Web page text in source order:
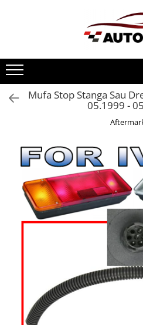
Mufa Stop Stanga Sau
05.1999 -